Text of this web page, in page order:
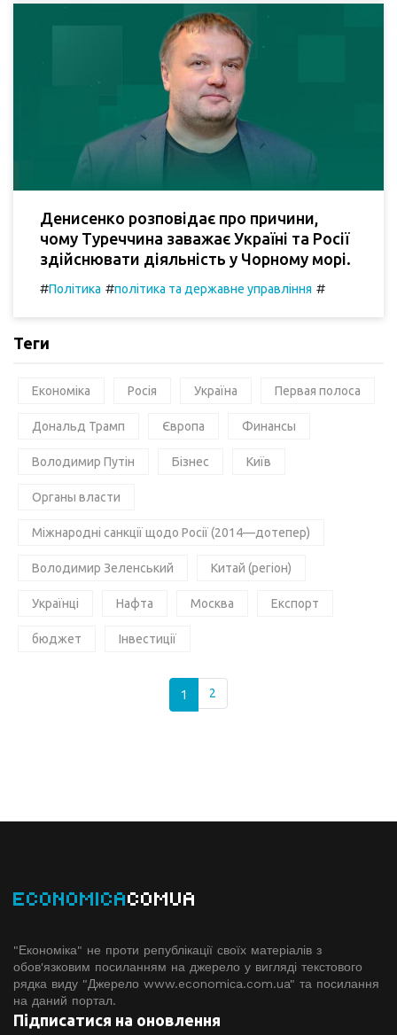
Денисенко розповідає про причини,
чому Туреччина заважає Україні та Росії
здійснювати діяльність у Чорному морі.
#Політика #політика та державне управління #
Теги
Економіка Росія Україна Первая полоса
Дональд Трамп Європа Финансы
Володимир Путін Бізнес Київ
Органы власти
Міжнародні санкції щодо Росії (2014—дотепер)
Володимир Зеленський Китай (регіон)
Українці Нафта Москва Експорт
бюджет Інвестиції
1 2
ECONOMICACOMUA
"Економіка" не проти републікації своїх матеріалів з
обов'язковим посиланням на джерело у вигляді текстового
рядка виду "Джерело www.economiсa.com.ua" та посилання
на даний портал.
Підписатися на оновлення